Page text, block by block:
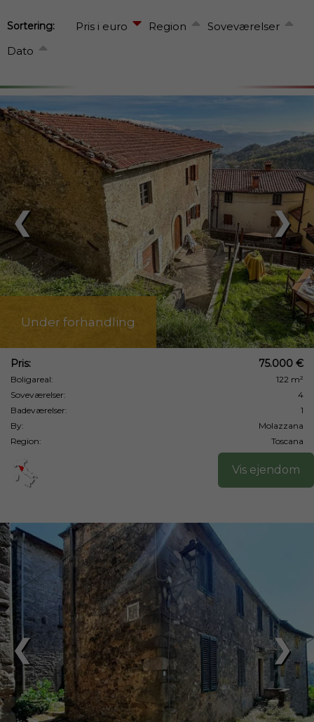
Sortering: Pris i euro Region
Soveværelser
Dato
❯
❮
Under forhandling
Pris: 75.000 €
Boligareal:
122 m²
Soveværelser:
4
Badeværelser:
1
By:
Molazzana
Region:
Toscana
Vis ejendom
❯
❮